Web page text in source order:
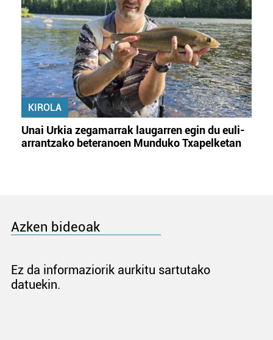
KIROLA
Unai Urkia zegamarrak laugarren egin du euli-
arrantzako beteranoen Munduko Txapelketan
Azken bideoak
Ez da informaziorik aurkitu sartutako
datuekin.